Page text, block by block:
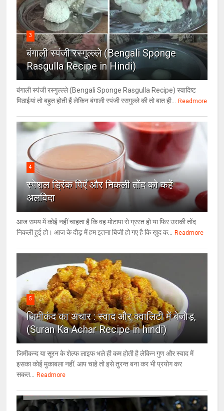
3
बंगाली स्पंजी रस्गुल्ल्ले (Bengali Sponge
Rasgulla Recipe in Hindi)
बंगाली स्पंजी रस्गुल्ल्ले (Bengali Sponge Rasgulla Recipe) स्वादिष्ट
मिठाईयां तो बहुत होती हैं लेकिन बंगाली स्पंजी रसगुल्ले की तो बात ही... Readmore
4
स्पेशल ड्रिंक पिएँ और निकली तोंद को कहें
अलविदा
आज समय में कोई नहीं चाहता है कि वह मोटापा से ग्रस्त हो या फिर उसकी तोंद
निकली हुई हो। आज के दौड़ में हम इतना बिजी हो गए है कि खुद क... Readmore
5
जिमीकंद का अचार : स्वाद और क्वालिटी में बेजोड़,
(Suran Ka Achar Recipe in hindi)
जिमीकन्द या सूरन के शेल्फ लाइफ भले ही कम होती है लेकिन गुण और स्वाद में
इसका कोई मुकाबला नहीं. आप चाहे तो इसे तुरन्त बना कर भी प्रयोग कर
सकत... Readmore